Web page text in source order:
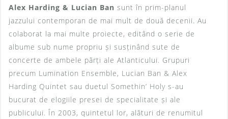
Alex Harding & Lucian Ban sunt în prim-planul
jazzului contemporan de mai mult de două decenii. Au
colaborat la mai multe proiecte, editând o serie de
albume sub nume propriu și susținând sute de
concerte de ambele părți ale Atlanticului. Grupuri
precum Lumination Ensemble, Lucian Ban & Alex
Harding Quintet sau duetul Somethin’ Holy s-au
bucurat de elogiile presei de specialitate și ale
publicului. În 2003, quintetul lor, alături de renumitul